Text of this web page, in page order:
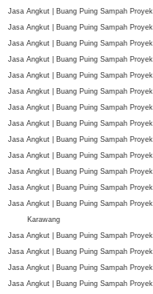
Jasa Angkut | Buang Puing Sampah Proyek
Jasa Angkut | Buang Puing Sampah Proyek
Jasa Angkut | Buang Puing Sampah Proyek
Jasa Angkut | Buang Puing Sampah Proyek
Jasa Angkut | Buang Puing Sampah Proyek
Jasa Angkut | Buang Puing Sampah Proyek
Jasa Angkut | Buang Puing Sampah Proyek
Jasa Angkut | Buang Puing Sampah Proyek
Jasa Angkut | Buang Puing Sampah Proyek
Jasa Angkut | Buang Puing Sampah Proyek
Jasa Angkut | Buang Puing Sampah Proyek
Jasa Angkut | Buang Puing Sampah Proyek
Jasa Angkut | Buang Puing Sampah Proyek
Karawang
Jasa Angkut | Buang Puing Sampah Proyek
Jasa Angkut | Buang Puing Sampah Proyek
Jasa Angkut | Buang Puing Sampah Proyek
Jasa Angkut | Buang Puing Sampah Proyek